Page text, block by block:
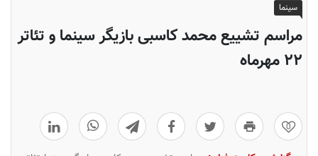
سینما
مراسم تشییع محمد کاسبی بازیگر سینما و تئاتر
۲۲ مهرماه
0